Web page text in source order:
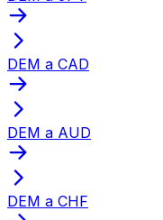
DEM a CAD
DEM a AUD
DEM a CHF